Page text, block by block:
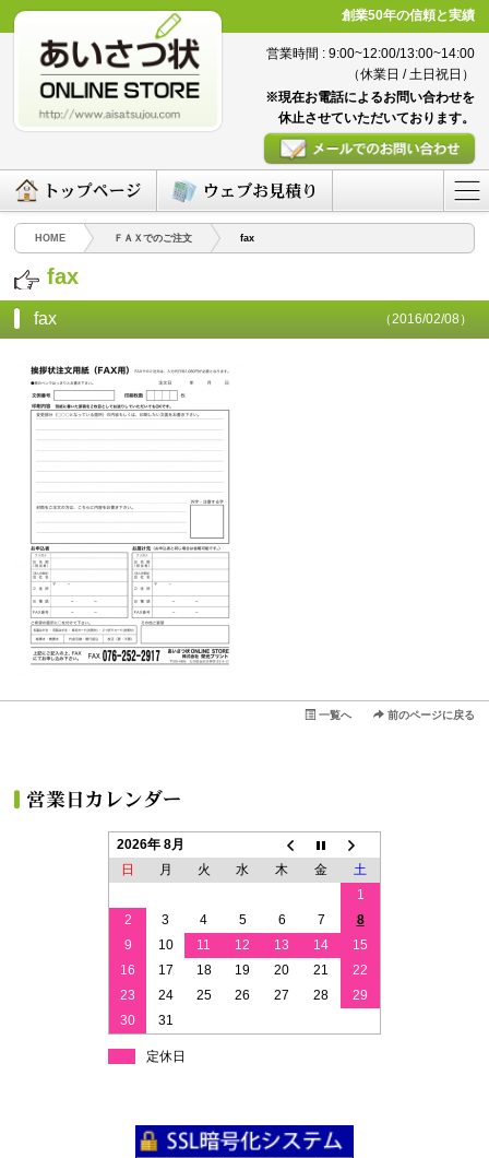
創業50年の信頼と実績
営業時間 : 9:00~12:00/13:00~14:00
（休業日 / 土日祝日）
※現在お電話によるお問い合わせを
休止させていただいております。
HOME ＦＡＸでのご注文 fax
fax
fax （2016/02/08）
一覧へ 前のページに戻る
2026年 8月
日
月 火 水 木 金
土
1
2
3 4 5 6 7
8
9
10 11 12 13 14
15
16
17 18 19 20 21
22
23
24 25 26 27 28
29
30
31
定休日